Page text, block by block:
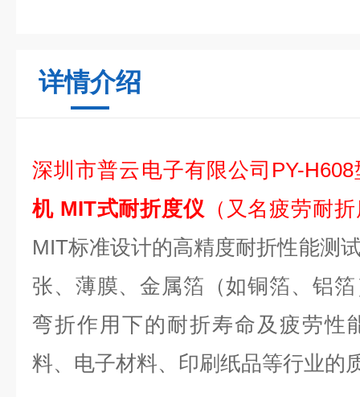
详情介绍
深圳市普云电子有限公司PY-H608
机 MIT式耐折度仪 （又名疲劳耐
MIT标准设计的高精度耐折性能测
张、薄膜、金属箔（如铜箔、铝
弯折作用下的耐折寿命及疲劳性
料、电子材料、印刷纸品等行业的